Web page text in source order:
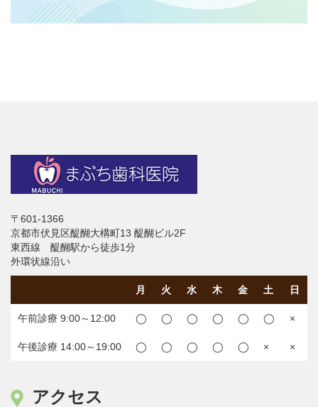
〒601-1366
京都市伏見区醍醐大構町13 醍醐ビル2F
東西線 醍醐駅から徒歩1分
外環状線沿い
月 火 水 木 金 土 日
午前診療 9:00～12:00 ◯ ◯ ◯ ◯ ◯ ◯ ×
午後診療 14:00～19:00 ◯ ◯ ◯ ◯ ◯ × ×
アクセス